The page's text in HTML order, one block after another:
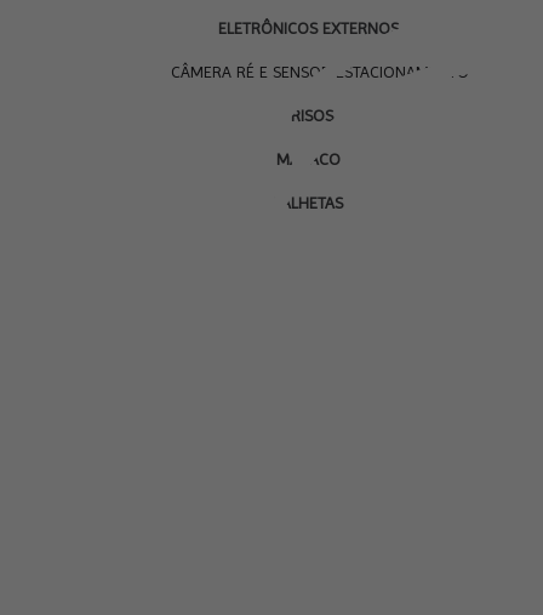
ELETRÔNICOS EXTERNOS
CÂMERA RÉ E SENSOR ESTACIONAMENTO
FRISOS
MACACO
PALHETAS